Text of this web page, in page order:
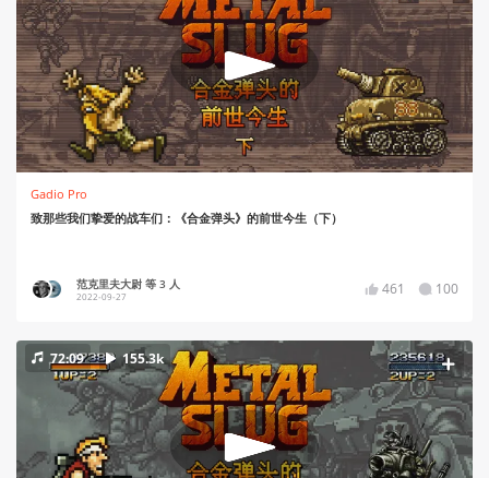
Gadio Pro
致那些我们挚爱的战车们：《合金弹头》的前世今生（下）
范克里夫大尉 等 3 人
2022-09-27 461 100
72:09 155.3k